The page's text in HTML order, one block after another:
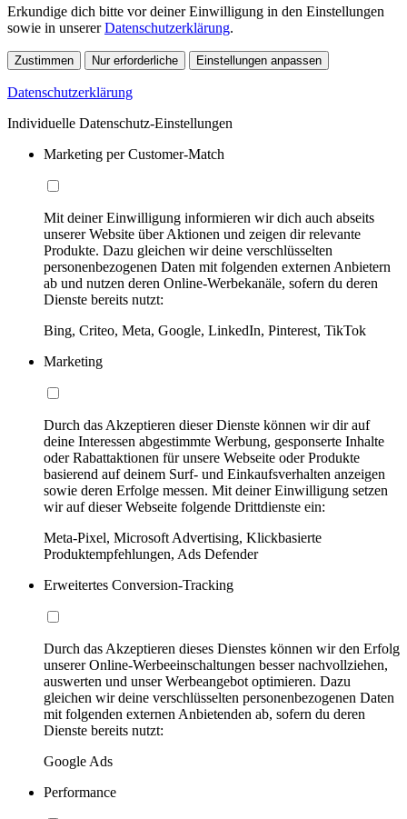
Erkundige dich bitte vor deiner Einwilligung in den Einstellungen
sowie in unsererDatenschutzerklärung.
Zustimmen Nur erforderliche Einstellungen anpassen
Datenschutzerklärung
Individuelle Datenschutz-Einstellungen
Marketing per Customer-Match
Mit deiner Einwilligung informieren wir dich auch abseits
unserer Website über Aktionen und zeigen dir relevante
Produkte. Dazu gleichen wir deine verschlüsselten
personenbezogenen Daten mit folgenden externen Anbietern
ab und nutzen deren Online-Werbekanäle, sofern du deren
Dienste bereits nutzt:
Bing, Criteo, Meta, Google, LinkedIn, Pinterest, TikTok
Marketing
Durch das Akzeptieren dieser Dienste können wir dir auf
deine Interessen abgestimmte Werbung, gesponserte Inhalte
oder Rabattaktionen für unsere Webseite oder Produkte
basierend auf deinem Surf- und Einkaufsverhalten anzeigen
sowie deren Erfolge messen. Mit deiner Einwilligung setzen
wir auf dieser Webseite folgende Drittdienste ein:
Meta-Pixel, Microsoft Advertising, Klickbasierte
Produktempfehlungen, Ads Defender
Erweitertes Conversion-Tracking
Durch das Akzeptieren dieses Dienstes können wir den Erfolg
unserer Online-Werbeeinschaltungen besser nachvollziehen,
auswerten und unser Werbeangebot optimieren. Dazu
gleichen wir deine verschlüsselten personenbezogenen Daten
mit folgenden externen Anbietenden ab, sofern du deren
Dienste bereits nutzt:
Google Ads
Performance